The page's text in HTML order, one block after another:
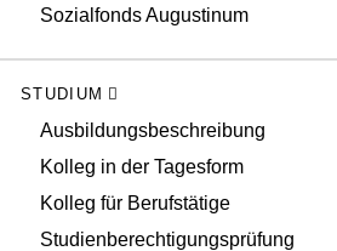
Sozialfonds Augustinum
STUDIUM
Ausbildungsbeschreibung
Kolleg in der Tagesform
Kolleg für Berufstätige
Studienberechtigungsprüfung